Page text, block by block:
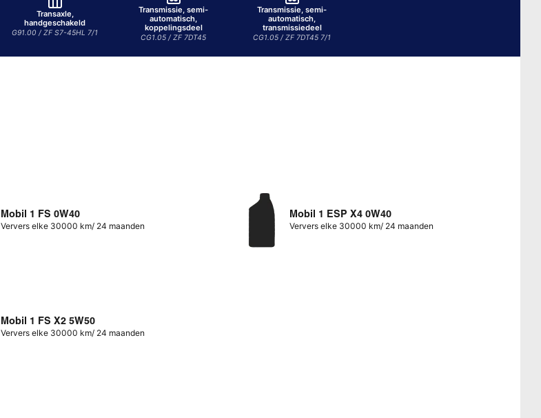
Transaxle,
handgeschakeld
G91.00 / ZF S7-45HL 7/1
Transmissie, semi-
automatisch,
koppelingsdeel
CG1.05 / ZF 7DT45
Transmissie, semi-
automatisch,
transmissiedeel
CG1.05 / ZF 7DT45 7/1
Mobil 1 FS 0W40
Ververs elke 30000 km/ 24 maanden
Mobil 1 ESP X4 0W40
Ververs elke 30000 km/ 24 maanden
Mobil 1 FS X2 5W50
Ververs elke 30000 km/ 24 maanden